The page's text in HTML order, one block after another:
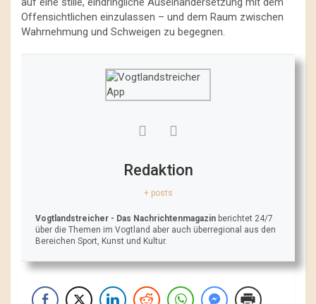
Offensichtlichen einzulassen – und dem Raum zwischen
Wahrnehmung und Schweigen zu begegnen.
Redaktion
+ posts
Vogtlandstreicher - Das Nachrichtenmagazin berichtet 24/7
über die Themen im Vogtland aber auch überregional aus den
Bereichen Sport, Kunst und Kultur.